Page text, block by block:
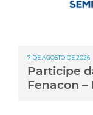
7 DE AGOSTO DE 2026
Participe
Fenacon –